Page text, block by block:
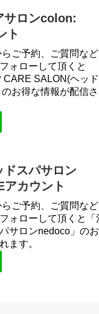
サロンcolon:
ト
ご予約、ご質問な
ォローして頂くと
CARE SALON(ヘッ
お得な情報が配信
ドスパサロン
カウント
ご予約、ご質問な
ォローして頂くと「
サロンnedoco」の
ます。